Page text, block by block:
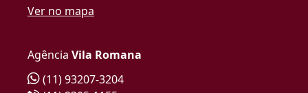
Ver no mapa
Agência Vila Romana
(11) 93207-3204